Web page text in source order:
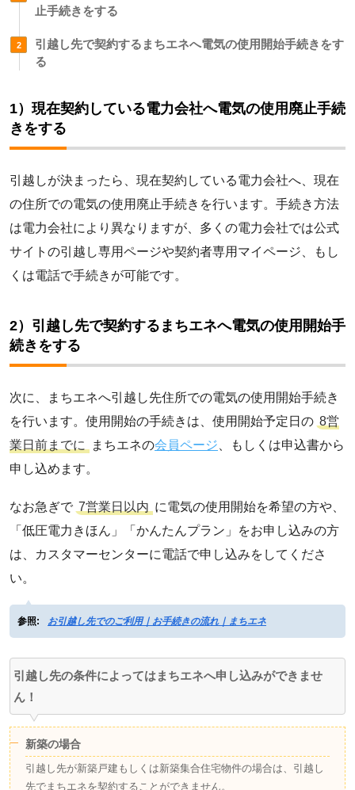
止手続きをする
引越し先で契約するまちエネへ電気の使用開始手続きをす
る
1）現在契約している電力会社へ電気の使用廃止手続
きをする
引越しが決まったら、現在契約している電力会社へ、現在
の住所での電気の使用廃止手続きを行います。手続き方法
は電力会社により異なりますが、多くの電力会社では公式
サイトの引越し専用ページや契約者専用マイページ、もし
くは電話で手続きが可能です。
2）引越し先で契約するまちエネへ電気の使用開始手
続きをする
次に、まちエネへ引越し先住所での電気の使用開始手続き
を行います。使用開始の手続きは、使用開始予定日の 8営
業日前までに
まちエネの会員ページ 、もしくは申込書から
申し込めます。
なお急ぎで 7営業日以内 に電気の使用開始を希望の方や、
「低圧電力きほん」「かんたんプラン」をお申し込みの方
は、カスタマーセンターに電話で申し込みをしてくださ
い。
参照: お引越し先でのご利用｜お手続きの流れ｜まちエネ
引越し先の条件によってはまちエネへ申し込みができませ
ん！
新築の場合
引越し先が新築戸建もしくは新築集合住宅物件の場合は、引越し
先でまちエネを契約することができません。